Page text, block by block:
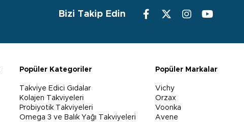
Bizi Takip Edin
Popüler Kategoriler
Takviye Edici Gıdalar
Kolajen Takviyeleri
Probiyotik Takviyeleri
Omega 3 ve Balık Yağı Takviyeleri
Popüler Markalar
Vichy
Orzax
Voonka
Avene